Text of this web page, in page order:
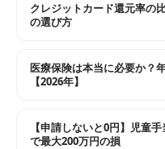
クレジットカード還元率の
の選び方
医療保険は本当に必要か？
【2026年】
【申請しないと0円】児童
で最大200万円の損